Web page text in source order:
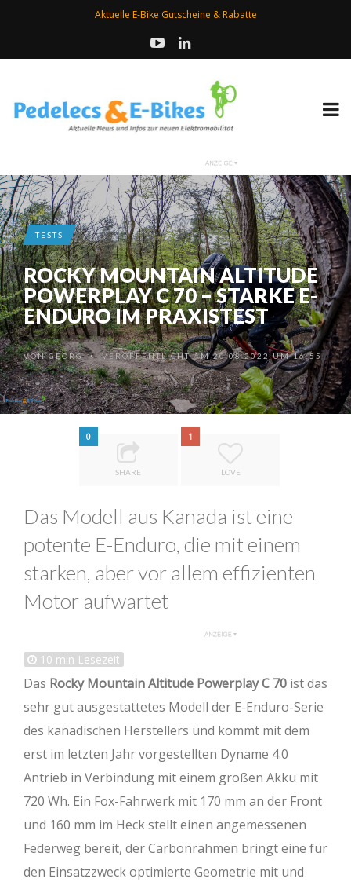
Aktuelle E-Bike Gutscheine & Rabatte
TESTS
ROCKY MOUNTAIN ALTITUDE
POWERPLAY C 70 – STARKE E-
ENDURO IM PRAXISTEST
VONGEORG •VERÖFFENTLICHT AM 20.08.2022 UM 16:55
0
SHARE
1
LOVE
Das Modell aus Kanada ist eine
potente E-Enduro, die mit einem
starken, aber vor allem effizienten
Motor aufwartet
10 min Lesezeit
Das Rocky Mountain Altitude Powerplay C 70 ist das
sehr gut ausgestattetes Modell der E-Enduro-Serie
des kanadischen Herstellers und kommt mit dem
erst im letzten Jahr vorgestellten Dyname 4.0
Antrieb in Verbindung mit einem großen Akku mit
720 Wh. Ein Fox-Fahrwerk mit 170 mm an der Front
und 160 mm im Heck stellt einen angemessenen
Federweg bereit, der Carbonrahmen bringt eine für
den Einsatzzweck optimierte Geometrie mit und